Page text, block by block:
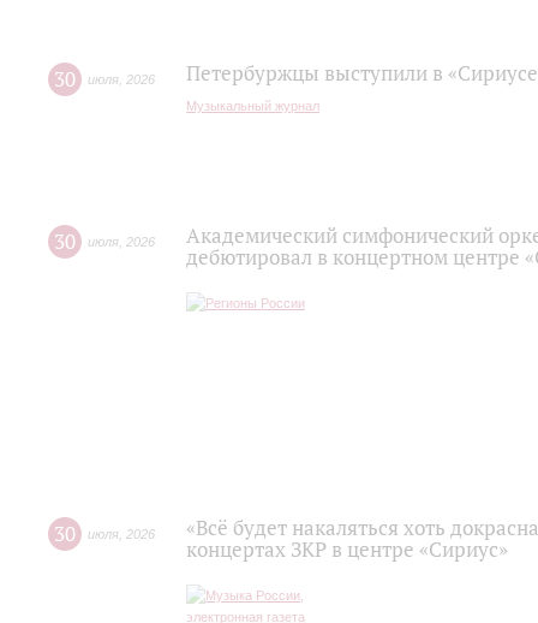
30 июля 2026 Петербуржцы выступили в
Музыкальный журнал
30 июля 2026
Академический симфонический
дебютировал в концертном центре
30 июля 2026
«Всё будет накаляться хоть
концертах ЗКР в центре «Сириус»